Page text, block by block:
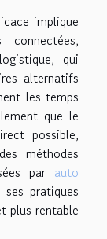
implique
qui
alternatifs
les temps
que le
possible,
méthodes
par auto
pratiques
plus rentable